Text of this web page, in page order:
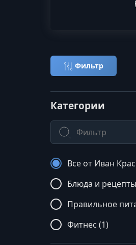
Фильтр
Категории
Поиск по категории
Все от Иван
Блюда и
Правильное
Фитнес (1)